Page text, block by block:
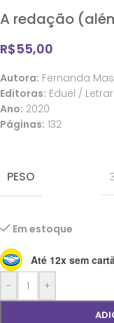
A redação
R$55,00
Autora: Fernanda
Editoras: Eduel /
Ano: 2020
Páginas: 132
PESO
Em estoque
Até 12x sem
-
+